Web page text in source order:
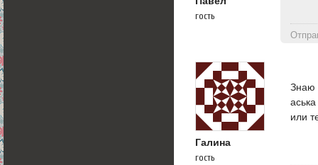
гость
Галина
гость
Знаю
или